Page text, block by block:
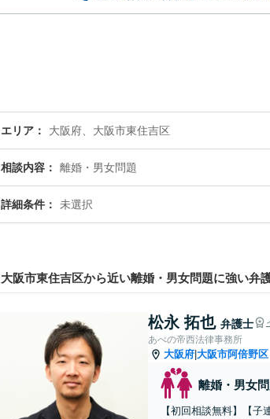
エリア 大阪府、大阪市東住吉区
相談内容 離婚・男女問題
詳細条件 未選択
大阪市東住吉区から近い離婚・男女問題に強い弁
松永 拓也 弁護士
あべの帝西法律事務所
大阪府 大阪市阿倍野区
離婚・男女
【初回相談無料】【